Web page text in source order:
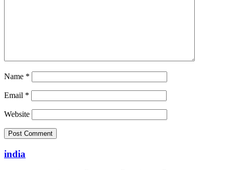
Name *
Email *
Website
india